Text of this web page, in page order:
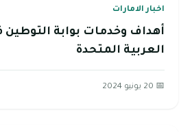
اخبار الامارات
أهداف وخدمات بوابة التوطين
العربية المتحدة
📅 20 يونيو 2024